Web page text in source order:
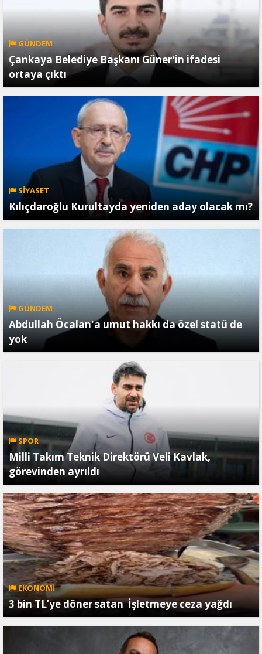
GÜNDEM
Çankaya Belediye Başkanı Güner'in ifadesi
ortaya çıktı
SİYASET
Kılıçdaroğlu Kurultayda yeniden aday olacak mı?
GÜNDEM
Abdullah Öcalan'a umut hakkı da özel statü de
yok
SPOR
Milli Takım Teknik Direktörü Veli Kavlak,
görevinden ayrıldı
EKONOMİ
3 bin TL’ye döner satan İşletmeye ceza yağdı